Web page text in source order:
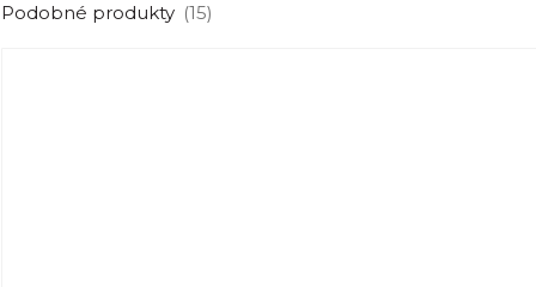
Podobné produkty (15)